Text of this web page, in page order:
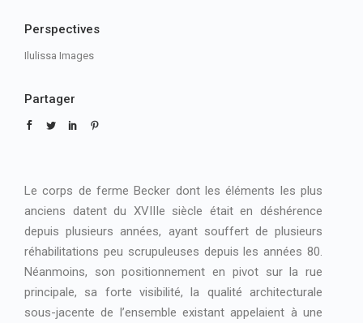
Perspectives
Ilulissa Images
Partager
Le corps de ferme Becker dont les éléments les plus
anciens datent du XVIIIe siècle était en déshérence
depuis plusieurs années, ayant souffert de plusieurs
réhabilitations peu scrupuleuses depuis les années 80.
Néanmoins, son positionnement en pivot sur la rue
principale, sa forte visibilité, la qualité architecturale
sous-jacente de l’ensemble existant appelaient à une